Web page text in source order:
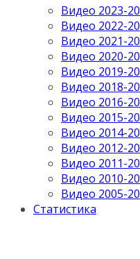
Видео 2023-
Видео 2022-
Видео 2021-
Видео 2020-
Видео 2019-
Видео 2018-
Видео 2016-
Видео 2015-
Видео 2014-
Видео 2012-
Видео 2011-
Видео 2010-
Видео 2005-
Статистика